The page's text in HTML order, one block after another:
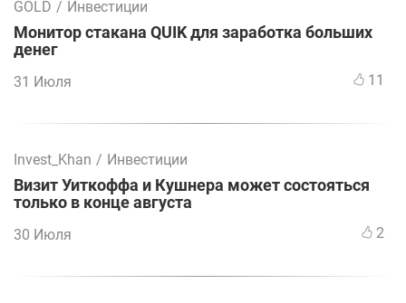
GOLD / Инвестиции
Монитор стакана QUIK для заработка больших
денег
31 Июля 11
Invest_Khan / Инвестиции
Визит Уиткоффа и Кушнера может состояться
только в конце августа
30 Июля 2